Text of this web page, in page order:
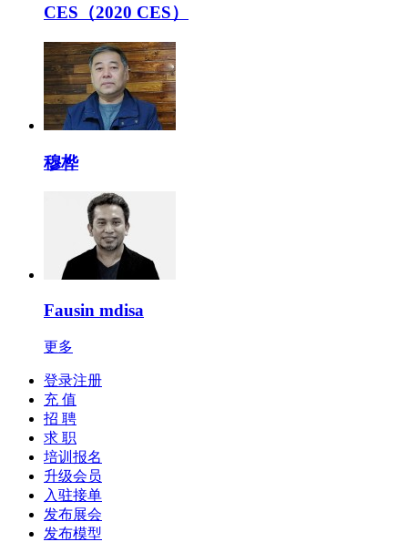
CES（2020 CES）
穆桦
Fausin mdisa
更多
登录注册
充 值
招 聘
求 职
培训报名
升级会员
入驻接单
发布展会
发布模型